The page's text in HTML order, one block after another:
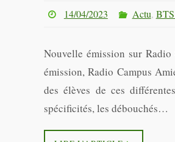
14/04/2023 Actu,
Nouvelle émission sur
émission, Radio Campus
des élèves de ces
spécificités, les débouchés…